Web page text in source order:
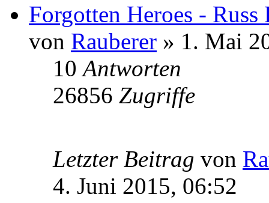
Forgotten Heroes - Russ
von Rauberer » 1. Mai
10Antworten
26856 Zugriffe
Letzter Beitrag von
4. Juni 2015, 06:52